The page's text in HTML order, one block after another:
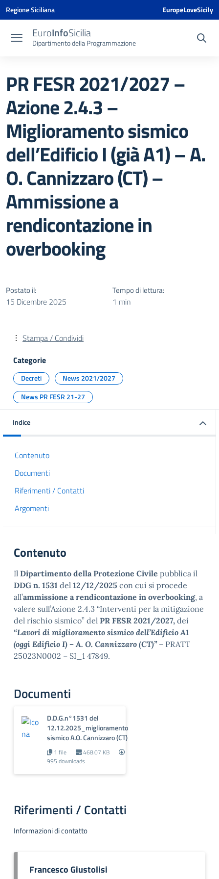
Vai ai contenuti
Vai al menu di navigazione
Vai al footer
Vai al banner delle Cookie Policy
Regione Siciliana EuropeLoveSicily
EuroInfoSicilia
Dipartimento della Programmazione
PR FESR 2021/2027 –
Azione 2.4.3 –
Miglioramento sismico
dell’Edificio I (già A1) – A.
O. Cannizzaro (CT) –
Ammissione a
rendicontazione in
overbooking
Postato il:
15 Dicembre 2025
Tempo di lettura:
1 min
Stampa / Condividi
Categorie
Decreti
News 2021/2027
News PR FESR 21-27
Indice
Contenuto
Documenti
Riferimenti / Contatti
Argomenti
Contenuto
Il Dipartimento della Protezione Civile pubblica il
DDG n. 1531 del 12/12/2025 con cui si procede
all’ammissione a rendicontazione in overbooking, a
valere sull’Azione 2.4.3 “Interventi per la mitigazione
del rischio sismico” del PR FESR 2021/2027, dei
“Lavori di miglioramento sismico dell’Edificio A1
(oggi Edificio I) – A. O. Cannizzaro (CT)”– PRATT
25023N0002 – SI_1 47849.
Documenti
D.D.G.n°1531 del
12.12.2025_miglioramento
sismico A.O. Cannizzaro (CT)
1 file
468.07 KB
995 downloads
Riferimenti / Contatti
Informazioni di contatto
Francesco Giustolisi